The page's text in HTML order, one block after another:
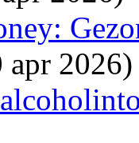
apr 2026)